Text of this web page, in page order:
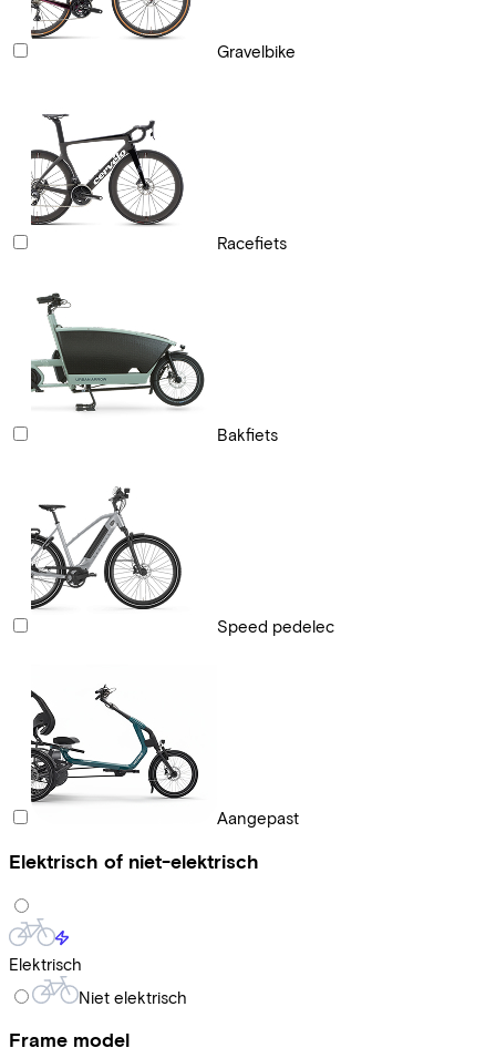
Gravelbike
Racefiets
Bakfiets
Speed pedelec
Aangepast
Elektrisch of niet-elektrisch
Elektrisch
Niet elektrisch
Frame model